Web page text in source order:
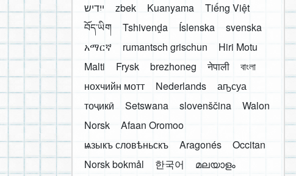
ייִדיש
zbek Kuanyama
Tiếng Việt
བོད་ཡིག
Tshivenḓa Íslenska
svenska
አማርኛ
rumantsch grischun
Hiri Motu
Malti
Frysk brezhoneg नेपाली
বাংলা
нохчийн мотт
Nederlands
аҧсуа
тоҷикӣ
Setswana slovenščina
Walon
Norsk
Afaan Oromoo
ѩзыкъ словѣньскъ
Aragonés
Occitan
Norsk bokmål
한국어
മലയാളം